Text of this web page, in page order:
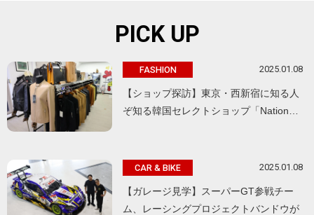
PICK UP
FASHION 2025.01.08
【ショップ探訪】東京・西新宿に知る人
ぞ知る韓国セレクトショップ「Nation…
CAR & BIKE 2025.01.08
【ガレージ見学】スーパーGT参戦チー
ム、レーシングプロジェクトバンドウが